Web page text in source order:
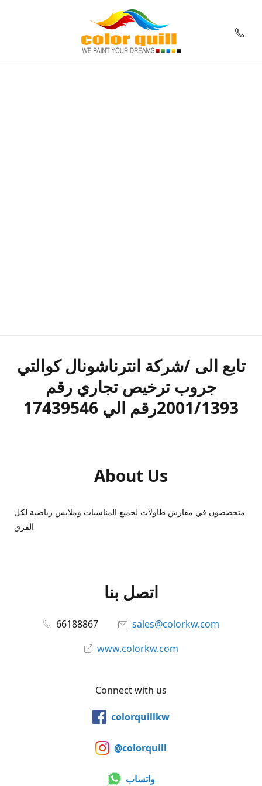
تابع الى /شركة انترناشونال كوالتي
جروب ترخيص تجاري رقم
2001/1393رقم الي 17439546
About Us
متخصصون في مفارش طاولات لجميع المناسبات وملابس رياضية لكل
الفرق
اتصل بنا
66188867
sales@colorkw.com
www.colorkw.com
Connect with us
colorquillkw
@colorquill
واتساب